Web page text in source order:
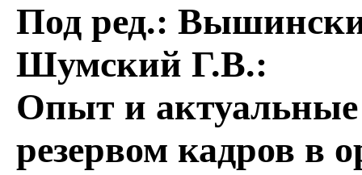
Под ред.:
Шумский Г.В.:
Опыт и актуальные
резервом кадров в